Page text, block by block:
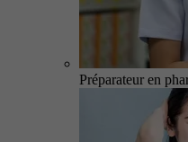
Préparateur en